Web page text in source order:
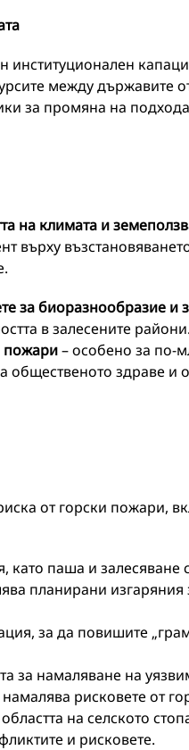
институционален
между държавите
за промяна на
на климата и
върху
за биоразнообразие и
в залесените райони.
пожари– особено за по-
общественото здраве и
от горски пожари,
паша и залесяване
планирани
за да повишите
за намаляване на
рисковете от
на селското
и рисковете.